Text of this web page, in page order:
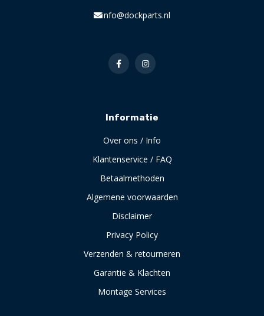
info@dockparts.nl
Informatie
Over ons / Info
Klantenservice / FAQ
Betaalmethoden
Algemene voorwaarden
Disclaimer
Privacy Policy
Verzenden & retourneren
Garantie & Klachten
Montage Services